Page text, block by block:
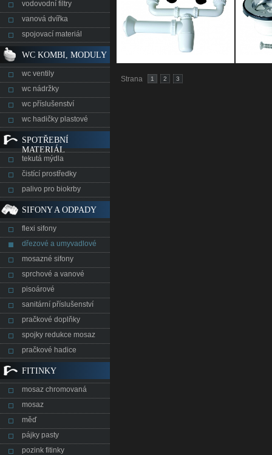
vodovodní filtry
vanová dvířka
spojovací materiál
WC KOMBI, MODULY
wc ventily
wc nádržky
wc příslušenství
wc hadičky plastové
SPOTŘEBNÍ
MATERIÁL
tekutá mýdla
čistící prostředky
palivo pro biokrby
SIFONY A ODPADY
flexi sifony
dřezové a umyvadlové
mosazné sifony
sprchové a vanové
pisoárové
sanitární příslušenství
pračkové doplňky
spojky redukce mosaz
pračkové hadice
FITINKY
mosaz chromovaná
mosaz
měď
pájky pasty
pozink fitinky
Strana 1 2 3